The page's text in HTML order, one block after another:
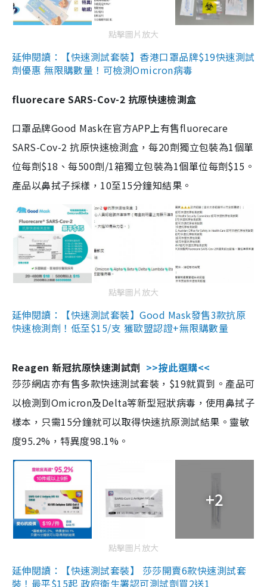
點擊圖片放大
延伸閱讀：【快速測試套裝】香港口罩品牌$19快速測試
劑優惠 無限購數量！可檢測Omicron病毒
fluorecare SARS-Cov-2 抗原快速檢測盒
口罩品牌Good Mask在官方APP上有售fluorecare
SARS-Cov-2 抗原快速檢測盒，每20劑獨立包裝為1個單
位每劑$18、每500劑/1箱獨立包裝為1個單位每劑$15。
產品以鼻拭子採樣，10至15分鐘知結果。
點擊圖片放大
延伸閱讀：【快速測試套裝】Good Mask發售3款抗原
快速檢測劑！低至$15/支 獲歐盟認證+無限購數量
Reagen 新冠抗原快速測試劑 >>按此選購<<
莎莎網店亦有售多款快速測試套裝，$19就買到。產品可
以檢測到Omicron及Delta等新型冠狀病毒，使用鼻拭子
樣本，只需15分鐘就可以取得快速抗原測試結果。靈敏
度95.2%，特異度98.1%。
+2
點擊圖片放大
延伸閱讀：【快速測試套裝】 莎莎開賣6款快速測試套
裝！最平$15起 政府衛生署認可測試劑買2送1